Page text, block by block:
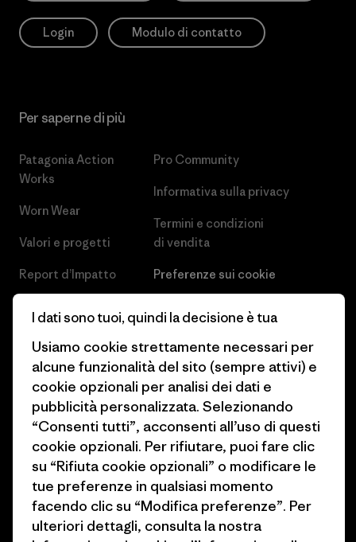
Login Modulo di contatto
Per saperne di più
Patagonia Action
Works
Worn Wear
Valori e progetti
Report d’Impatto
Obiettivi climatici
1% For The Planet
Come finanziamo
Buoni regalo
Trova un negozio
Pro Community
Informativa sulla privacy
Termini e condizioni
di vendita
Preferenze sui cookie
Industry program
Programma di affiliazione
Patagonia Svizzera Mappa del
sito
I dati sono tuoi, quindi la decisione è tua
Usiamo cookie strettamente necessari per
alcune funzionalità del sito (sempre attivi) e
cookie opzionali per analisi dei dati e
pubblicità personalizzata. Selezionando
“Consenti tutti”, acconsenti all’uso di questi
cookie opzionali. Per rifiutare, puoi fare clic
su “Rifiuta cookie opzionali” o modificare le
tue preferenze in qualsiasi momento
facendo clic su “Modifica preferenze”. Per
ulteriori dettagli, consulta la nostra